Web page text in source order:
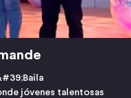
jóvenes talentosas